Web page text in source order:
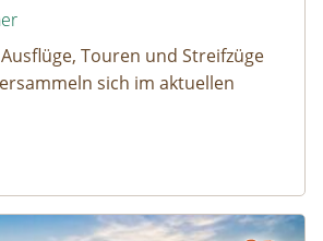
Touren und Streifzüge
sich im aktuellen
die 10 schönsten Naturerlebnisse